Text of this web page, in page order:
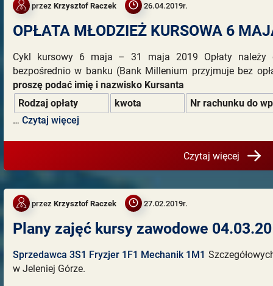
przez Krzysztof Raczek 26.04.2019r.
OPŁATA MŁODZIEŻ KURSOWA 6
Cykl kursowy 6 maja – 31 maja 2019 Opłaty należy
bezpośrednio w banku (Bank Millenium przyjmuje bez
proszę podać imię i nazwisko Kursanta
Rodzaj opłaty
kwota
Nr rachunku do
… Czytaj więcej
Czytaj więcej
przez Krzysztof Raczek 27.02.2019r.
Plany zajęć kursy zawodowe
Sprzedawca 3S1 Fryzjer 1F1 Mechanik 1M1
w Jeleniej Górze.